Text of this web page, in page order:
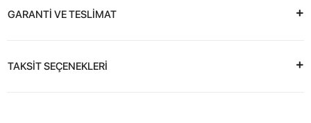
GARANTİ VE TESLİMAT
TAKSİT SEÇENEKLERİ